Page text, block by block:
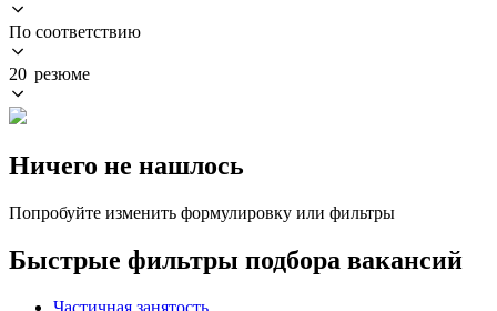
По соответствию
20 резюме
Ничего не нашлось
Попробуйте изменить формулировку или фильтры
Быстрые фильтры подбора вакансий
Частичная занятость